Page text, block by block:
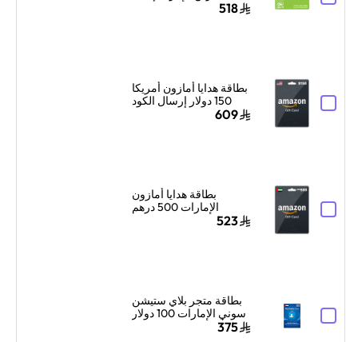
518
بطاقة هدايا أمازون أمريكا
150 دولار إرسال الكود
الرقمي بالبريد الإلكتروني
609
بطاقة هدايا أمازون
الإمارات 500 درهم
إماراتي إرسال الكود523
بطاقة متجر بلاي ستيشن
سوني الإمارات 100 دولار
أمريكي إرسال الكود375